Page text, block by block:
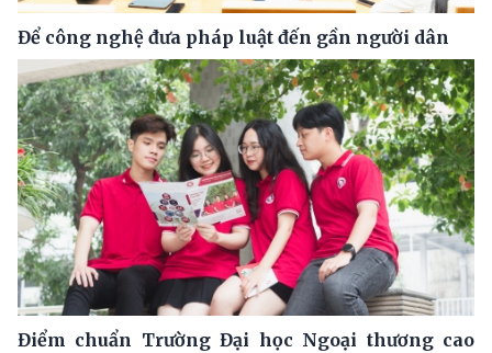
Để công nghệ đưa pháp luật đến gần người dân
Điểm chuẩn Trường Đại học Ngoại thương cao